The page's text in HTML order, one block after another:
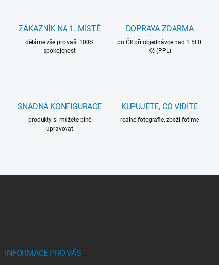
ZÁKAZNÍK NA 1. MÍSTĚ
děláme vše pro vaši 100%
spokojenost
DOPRAVA ZDARMA
po ČR při objednávce nad 1 500
Kč (PPL)
SNADNÁ KONFIGURACE
produkty si můžete plně
upravovat
KUPUJETE, CO VIDÍTE
reálné fotografie, zboží fotíme
INFORMACE PRO VÁS